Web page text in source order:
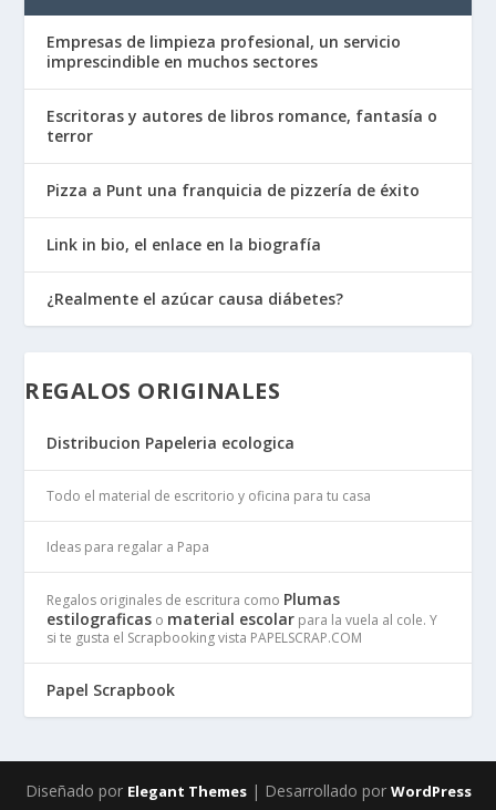
Empresas de limpieza profesional, un servicio
imprescindible en muchos sectores
Escritoras y autores de libros romance, fantasía o
terror
Pizza a Punt una franquicia de pizzería de éxito
Link in bio, el enlace en la biografía
¿Realmente el azúcar causa diábetes?
REGALOS ORIGINALES
Distribucion Papeleria ecologica
Todo el material de escritorio y oficina para tu casa
Ideas para regalar a Papa
Regalos originales de escritura como Plumas
estilograficas o material escolar para la vuela al cole. Y
si te gusta el Scrapbooking vista PAPELSCRAP.COM
Papel Scrapbook
Diseñado por Elegant Themes| Desarrollado por WordPress